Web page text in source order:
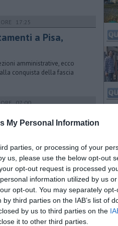
My Personal Information
parties, or processing of your
us, please use the below opt-out
opt-out request is processed
information utilized by us
opt-out. You may separately
third parties on the IAB’s list of
by us to third parties on the
it to other third parties.
ORE 17:25
a Pisa,
amministrative, ecco
conquista della fascia
07:00
scegliere i sindaci
Pescia e Pietrasanta
delle amministrative 2023
08:00
Mercato Centrale
di Firenze ​per “Il Cuore
storico mercato